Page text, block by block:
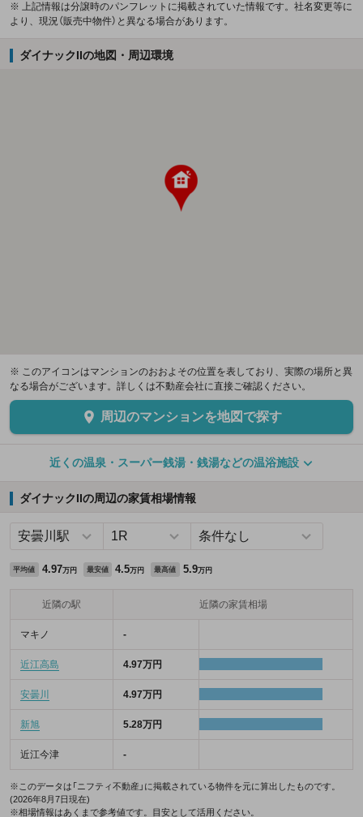
※ 上記情報は分譲時のパンフレットに掲載されていた情報です。社名変更等に
より、現況（販売中物件）と異なる場合があります。
ダイナックIIの地図・周辺環境
※ このアイコンはマンションのおおよその位置を表しており、実際の場所と異
なる場合がございます。詳しくは不動産会社に直接ご確認ください。
周辺のマンションを地図で探す
近くの温泉・スーパー銭湯・銭湯などの温浴施設
ダイナックIIの周辺の家賃相場情報
平均値 4.97万円 最安値 4.5万円 最高値 5.9万円
近隣の駅 近隣の家賃相場
マキノ -
近江高島 4.97万円
安曇川 4.97万円
新旭 5.28万円
近江今津 -
※このデータは「ニフティ不動産」に掲載されている物件を元に算出したものです。
(2026年8月7日現在)
※相場情報はあくまで参考値です。目安として活用ください。